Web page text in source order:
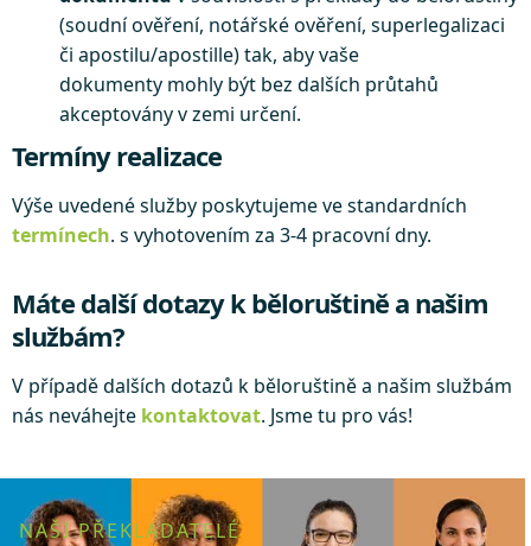
(soudní ověření, notářské ověření, superlegalizaci
či apostilu/apostille) tak, aby vaše
dokumenty mohly být bez dalších průtahů
akceptovány v zemi určení.
Termíny realizace
Výše uvedené služby poskytujeme ve standardních
termínech. s vyhotovením za 3-4 pracovní dny.
Máte další dotazy k běloruštině a našim
službám?
V případě dalších dotazů k běloruštině a našim službám
nás neváhejte kontaktovat. Jsme tu pro vás!
NAŠI PŘEKLADATELÉ